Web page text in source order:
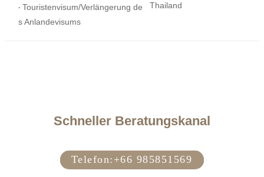
· Touristenvisum/Verlängerung de
s Anlandevisums
Thailand
Schneller Beratungskanal
Telefon: +66 985851569